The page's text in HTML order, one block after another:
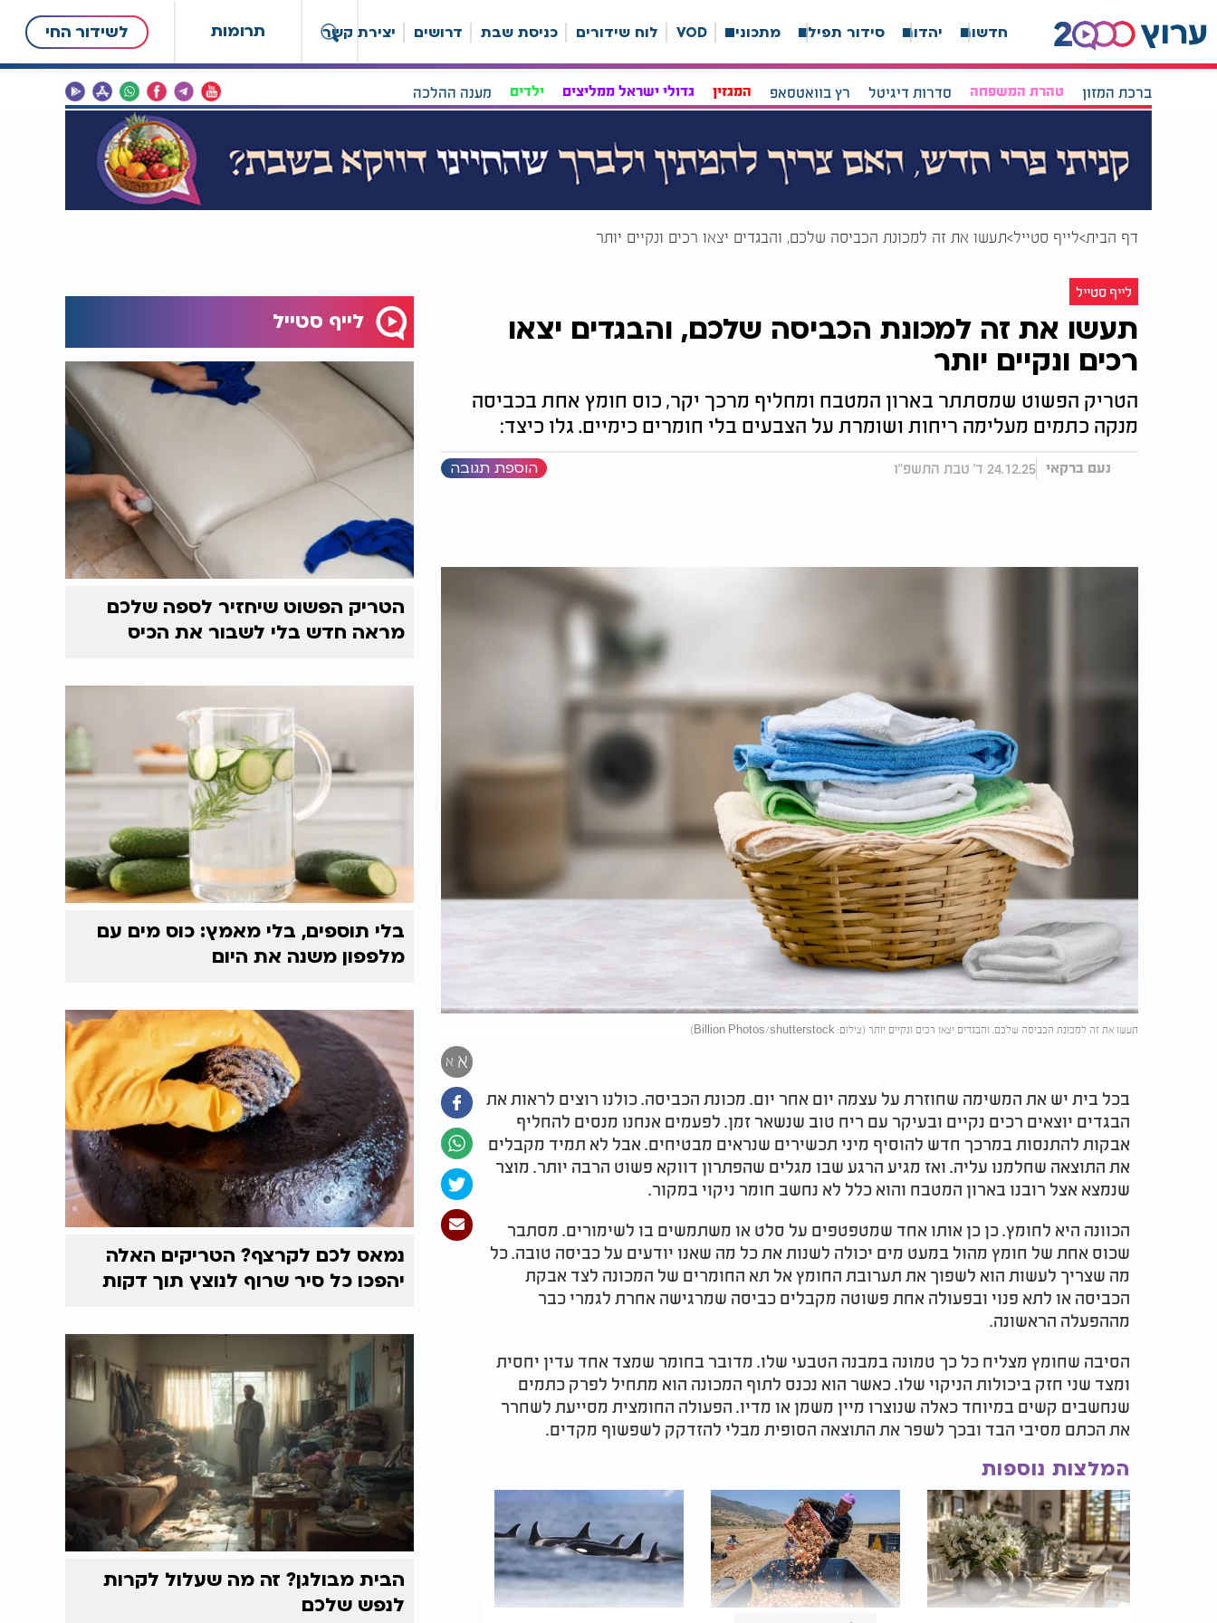
תרומות לשידור החי חדשות יהדות סידור תפילה מתכונים VOD לוח שידורים כניסת שבת דרושים יצירת קשר
ברכת המזון טהרת המשפחה סדרות דיגיטל רץ בוואטסאפ המגזין גדולי ישראל ממליצים ילדים מענה ההלכה
דף הבית לייף סטייל תעשו את זה למכונת הכביסה שלכם, והבגדים יצאו רכים ונקיים יותר
לייף סטייל
תעשו את זה למכונת הכביסה שלכם, והבגדים יצאו
רכים ונקיים יותר
הטריק הפשוט שמסתתר בארון המטבח ומחליף מרכך יקר, כוס חומץ אחת בכביסה
מנקה כתמים מעלימה ריחות ושומרת על הצבעים בלי חומרים כימיים. גלו כיצד:
נעם ברקאי 24.12.25 ד' טבת התשפ"ו הוספת תגובה
תעשו את זה למכונת הכביסה שלכם, והבגדים יצאו רכים ונקיים יותר (צילום: Billion Photos/shutterstock)
א א
בכל בית יש את המשימה שחוזרת על עצמה יום אחר יום. מכונת הכביסה. כולנו רוצים לראות את
הבגדים יוצאים רכים נקיים ובעיקר עם ריח טוב שנשאר זמן. לפעמים אנחנו מנסים להחליף
אבקות להתנסות במרכך חדש להוסיף מיני תכשירים שנראים מבטיחים. אבל לא תמיד מקבלים
את התוצאה שחלמנו עליה. ואז מגיע הרגע שבו מגלים שהפתרון דווקא פשוט הרבה יותר. מוצר
שנמצא אצל רובנו בארון המטבח והוא כלל לא נחשב חומר ניקוי במקור.
הכוונה היא לחומץ. כן כן אותו אחד שמטפטפים על סלט או משתמשים בו לשימורים. מסתבר
שכוס אחת של חומץ מהול במעט מים יכולה לשנות את כל מה שאנו יודעים על כביסה טובה. כל
מה שצריך לעשות הוא לשפוך את תערובת החומץ אל תא החומרים של המכונה לצד אבקת
הכביסה או לתא פנוי ובפעולה אחת פשוטה מקבלים כביסה שמרגישה אחרת לגמרי כבר
מההפעלה הראשונה.
הסיבה שחומץ מצליח כל כך טמונה במבנה הטבעי שלו. מדובר בחומר שמצד אחד עדין יחסית
ומצד שני חזק ביכולות הניקוי שלו. כאשר הוא נכנס לתוף המכונה הוא מתחיל לפרק כתמים
שנחשבים קשים במיוחד כאלה שנוצרו מיין משמן או מדיו. הפעולה החומצית מסייעת לשחרר
את הכתם מסיבי הבד ובכך לשפר את התוצאה הסופית מבלי להזדקק לשפשוף מקדים.
המלצות נוספות
לייף סטייל
הטריק הפשוט שיחזיר לספה שלכם
מראה חדש בלי לשבור את הכיס
בלי תוספים, בלי מאמץ: כוס מים עם
מלפפון משנה את היום
נמאס לכם לקרצף? הטריקים האלה
יהפכו כל סיר שרוף לנוצץ תוך דקות
הבית מבולגן? זה מה שעלול לקרות
לנפש שלכם